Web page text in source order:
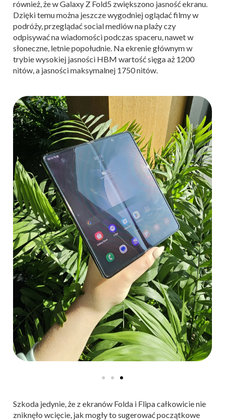
również, że w Galaxy Z Fold5 zwiększono jasność ekranu.
Dzięki temu można jeszcze wygodniej oglądać filmy w
podróży, przeglądać social mediów na plaży czy
odpisywać na wiadomości podczas spaceru, nawet w
słoneczne, letnie popołudnie. Na ekrenie głównym w
trybie wysokiej jasności HBM wartość sięga aż 1200
nitów, a jasności maksymalnej 1750 nitów.
Szkoda jedynie, że z ekranów Folda i Flipa całkowicie nie
zniknęło wcięcie, jak mogły to sugerować początkowe